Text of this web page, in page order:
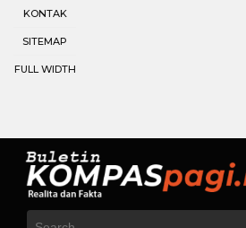
KONTAK
SITEMAP
FULL WIDTH
Search